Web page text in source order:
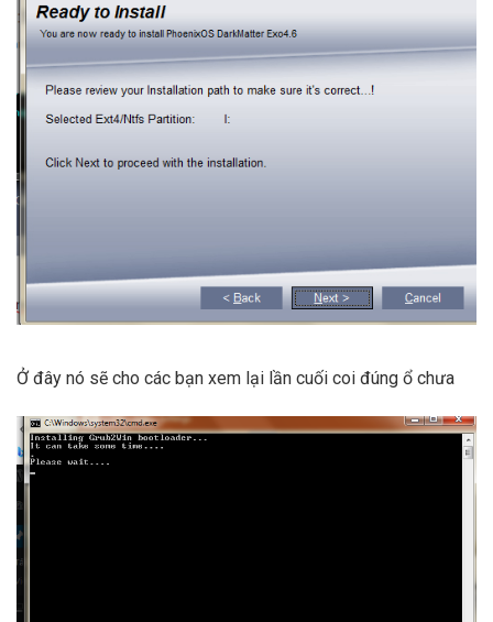
Ở đây nó sẽ cho các bạn xem lại lần cuối coi đúng ổ chưa